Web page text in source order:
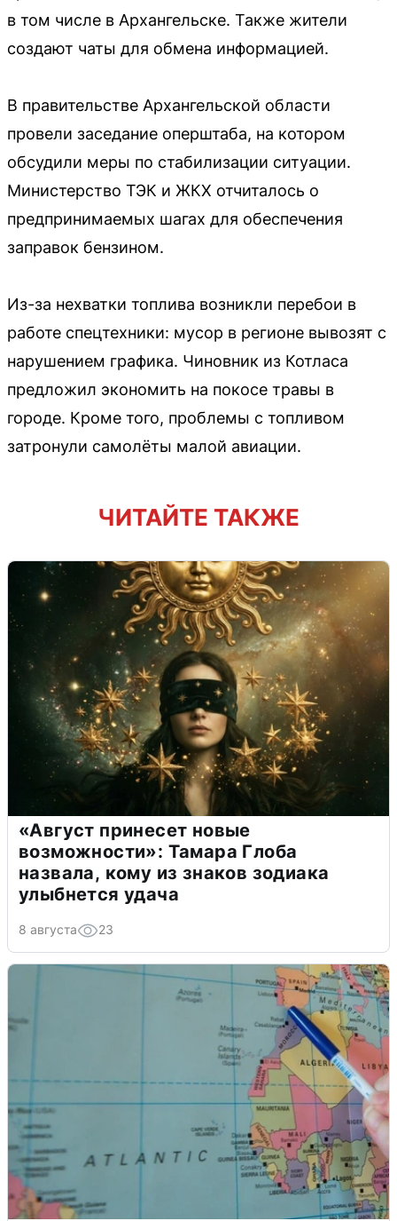
в том числе в Архангельске. Также жители
создают чаты для обмена информацией.
В правительстве Архангельской области
провели заседание оперштаба, на котором
обсудили меры по стабилизации ситуации.
Министерство ТЭК и ЖКХ отчиталось о
предпринимаемых шагах для обеспечения
заправок бензином.
Из-за нехватки топлива возникли перебои в
работе спецтехники: мусор в регионе вывозят с
нарушением графика. Чиновник из Котласа
предложил экономить на покосе травы в
городе. Кроме того, проблемы с топливом
затронули самолёты малой авиации.
ЧИТАЙТЕ ТАКЖЕ
«Август принесет новые
возможности»: Тамара Глоба
назвала, кому из знаков зодиака
улыбнется удача
8 августа 23